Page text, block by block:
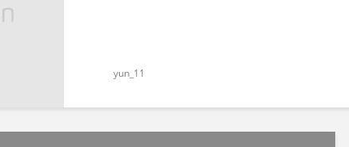
yun_11